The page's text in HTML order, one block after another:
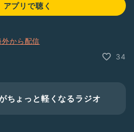
アプリで聴く
外から配信
34
ちょっと軽くなるラジオ